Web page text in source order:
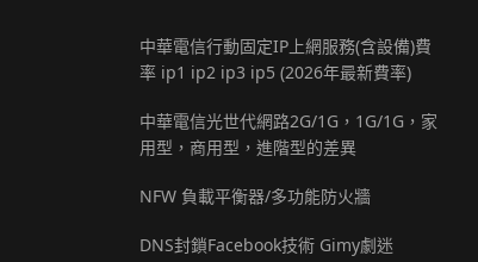
中華電信行動固定IP上網服務(含設備)費
率 ip1 ip2 ip3 ip5 (2026年最新費率)
中華電信光世代網路2G/1G，1G/1G，家
用型，商用型，進階型的差異
NFW 負載平衡器/多功能防火牆
DNS封鎖Facebook技術 Gimy劇迷